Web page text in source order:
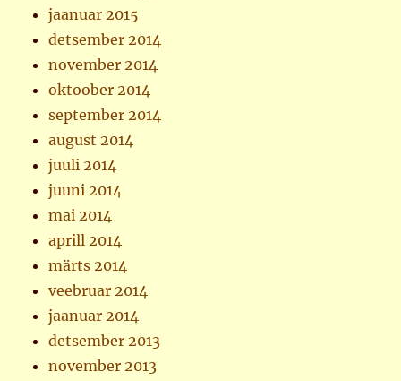
jaanuar 2015
detsember 2014
november 2014
oktoober 2014
september 2014
august 2014
juuli 2014
juuni 2014
mai 2014
aprill 2014
märts 2014
veebruar 2014
jaanuar 2014
detsember 2013
november 2013